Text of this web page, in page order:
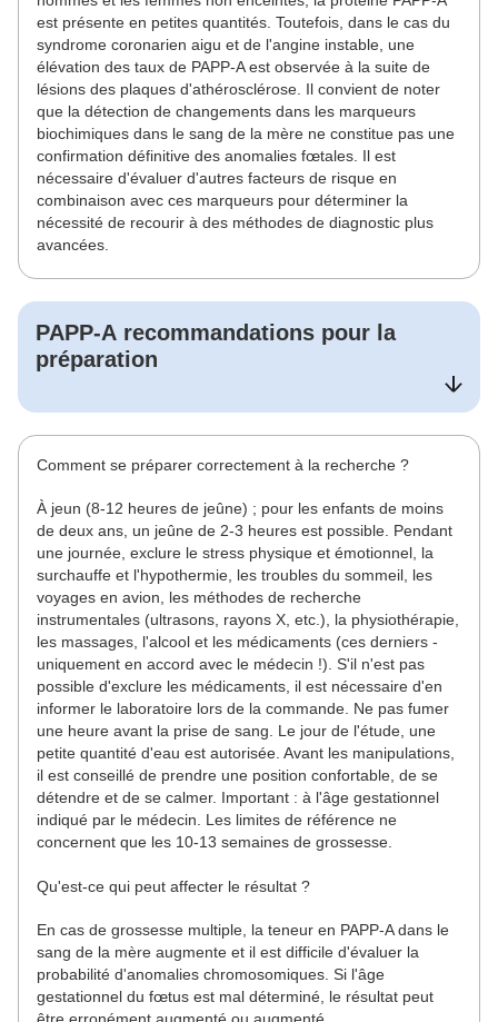
est présente en petites quantités. Toutefois, dans le cas du
syndrome coronarien aigu et de l'angine instable, une
élévation des taux de PAPP-A est observée à la suite de
lésions des plaques d'athérosclérose. Il convient de noter
que la détection de changements dans les marqueurs
biochimiques dans le sang de la mère ne constitue pas une
confirmation définitive des anomalies fœtales. Il est
nécessaire d'évaluer d'autres facteurs de risque en
combinaison avec ces marqueurs pour déterminer la
nécessité de recourir à des méthodes de diagnostic plus
avancées.
PAPP-A recommandations pour la
préparation
Comment se préparer correctement à la recherche ?
À jeun (8-12 heures de jeûne) ; pour les enfants de moins
de deux ans, un jeûne de 2-3 heures est possible. Pendant
une journée, exclure le stress physique et émotionnel, la
surchauffe et l'hypothermie, les troubles du sommeil, les
voyages en avion, les méthodes de recherche
instrumentales (ultrasons, rayons X, etc.), la physiothérapie,
les massages, l'alcool et les médicaments (ces derniers -
uniquement en accord avec le médecin !). S'il n'est pas
possible d'exclure les médicaments, il est nécessaire d'en
informer le laboratoire lors de la commande. Ne pas fumer
une heure avant la prise de sang. Le jour de l'étude, une
petite quantité d'eau est autorisée. Avant les manipulations,
il est conseillé de prendre une position confortable, de se
détendre et de se calmer. Important : à l'âge gestationnel
indiqué par le médecin. Les limites de référence ne
concernent que les 10-13 semaines de grossesse.
Qu'est-ce qui peut affecter le résultat ?
En cas de grossesse multiple, la teneur en PAPP-A dans le
sang de la mère augmente et il est difficile d'évaluer la
probabilité d'anomalies chromosomiques. Si l'âge
gestationnel du fœtus est mal déterminé, le résultat peut